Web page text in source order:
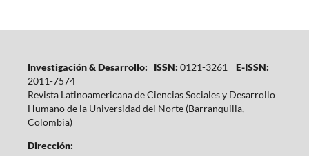
Investigación & Desarrollo: ISSN: 0121-3261
E-ISSN:
2011-7574
Revista Latinoamericana de Ciencias Sociales y Desarrollo
Humano de la Universidad del Norte (Barranquilla,
Colombia)
Dirección: